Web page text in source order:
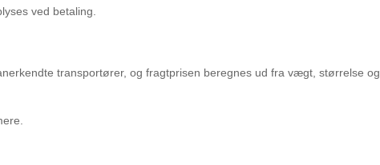
ved betaling.
transportører, og fragtprisen beregnes ud fra vægt, størrelse og